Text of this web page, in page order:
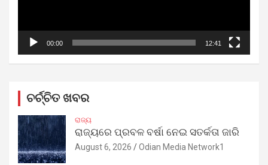
00:00 12:41
ଚର୍ଚ୍ଚିତ ଖବର
ରାଜ୍ୟ
ରାଜ୍ୟରେ ପ୍ରବଳ ବର୍ଷା ନେଇ ସତର୍କତା ଜାରି
August 6, 2026 Odian Media Network1